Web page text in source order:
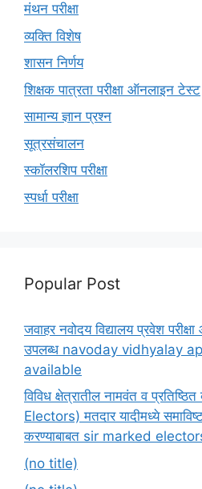
मंथन परीक्षा
व्यक्ति विशेष
शासन निर्णय
शिक्षक पात्रता परीक्षा ऑनलाइन टेस्ट
सामान्य ज्ञान प्रश्न
सूत्रसंचालन
स्कॉलरशिप परीक्षा
स्पर्धा परीक्षा
Popular Post
जवाहर नवोदय विद्यालय प्रवेश
उपलब्ध navoday vidhyalay
available
विविध क्षेत्रातील नामवंत व
Electors) मतदार यादीमध्ये
करण्याबाबत sir marked
(no title)